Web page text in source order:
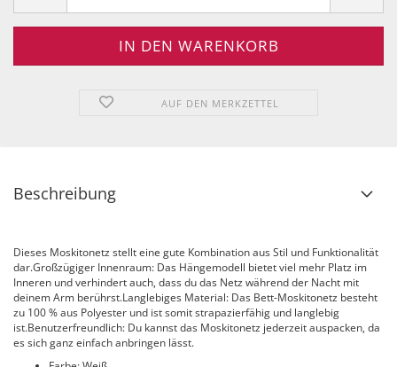
AUF DEN MERKZETTEL
Beschreibung
Dieses Moskitonetz stellt eine gute Kombination aus Stil und Funktionalität
dar.Großzügiger Innenraum: Das Hängemodell bietet viel mehr Platz im
Inneren und verhindert auch, dass du das Netz während der Nacht mit
deinem Arm berührst.Langlebiges Material: Das Bett-Moskitonetz besteht
zu 100 % aus Polyester und ist somit strapazierfähig und langlebig
ist.Benutzerfreundlich: Du kannst das Moskitonetz jederzeit auspacken, da
es sich ganz einfach anbringen lässt.